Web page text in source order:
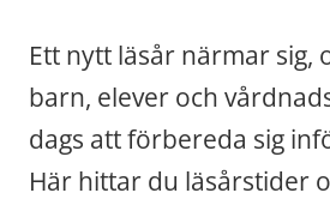
Ett nytt läsår närmar sig,
barn, elever och
dags att förbereda sig
Här hittar du läsårstider